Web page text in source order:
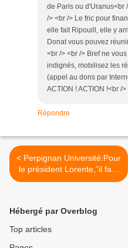
de Paris ou d'Uranus<br
/> <br /> Le fric pour
elle fait Ripouill, elle y
Donat vous pouvez
<br /> <br /> Bref ne
indignés, mobilisez les
(appel au dons par
ACTION ! ACTION !<br /
Répondre
< Perpignan Université:Pour
le président Lorente,"il faut
garder le cap entre tradition
Hébergé par Overblog
Top articles